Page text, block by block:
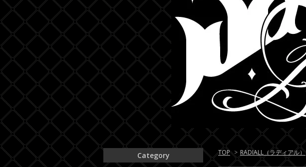
TOP > RADIALL（ラディアル）
Category